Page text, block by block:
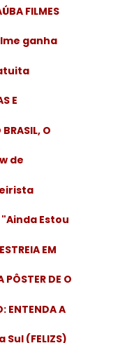
FILMES
ganha
E
O
de
Estou
EM
DE O
ENTENDA A
(FELIZS)